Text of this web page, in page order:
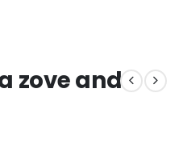
zove and